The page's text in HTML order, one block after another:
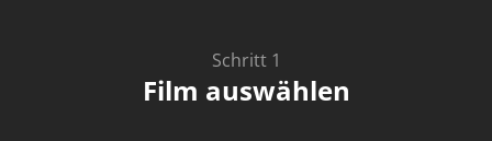
Schritt 1
Film auswählen